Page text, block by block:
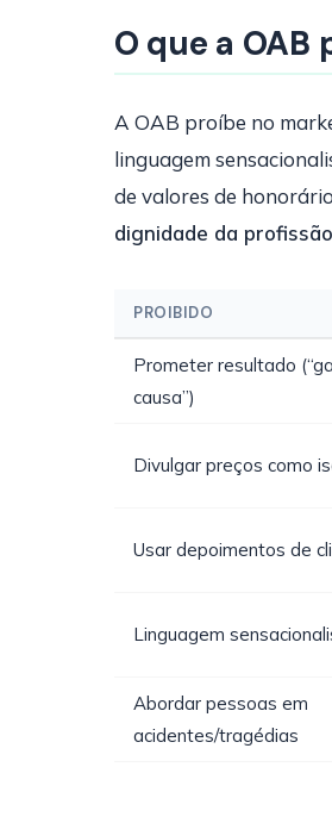
O que a
A OAB proíbe no
linguagem
de valores de
dignidade da profissão
PROIBIDO
Prometer resultado
causa”)
Divulgar preços como
Usar depoimentos de
Linguagem
Abordar pessoas em
acidentes/tragédias